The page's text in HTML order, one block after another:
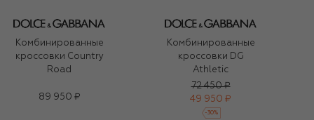
Комбинированные
кроссовки Country
Road
89 950 ₽
Комбинированные
кроссовки DG
Athletic
72 450 ₽
49 950 ₽
-30%